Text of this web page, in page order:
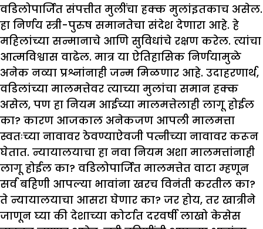
वडिलोपार्जित संपत्तीत मुलींचा हक्क मुलांइतकाच असेल.
हा निर्णय स्त्री-पुरुष समानतेचा संदेश देणारा आहे. हे
महिलांच्या सन्मानाचे आणि सुविधांचे रक्षण करेल. त्यांचा
आत्मविश्वास वाढेल. मात्र या ऐतिहासिक निर्णयामुळे
अनेक नव्या प्रश्नांनाही जन्म मिळणार आहे. उदाहरणार्थ,
वडिलांच्या मालमत्तेवर त्याच्या मुलांचा समान हक्क
असेल, पण हा नियम आईच्या मालमत्तेलाही लागू होईल
का? कारण आजकाल अनेकजण आपली मालमत्ता
स्वतःच्या नावावर ठेवण्याऐवजी पत्नीच्या नावावर करून
घेतात. न्यायालयाचा हा नवा नियम अशा मालमत्तांनाही
लागू होईल का? वडिलोपार्जित मालमत्तेत वाटा म्हणून
सर्व बहिणी आपल्या भावांना खरच विनंती करतील का?
ते न्यायालयाचा आसरा घेणार का? जर होय, तर खात्रीने
जाणून घ्या की देशाच्या कोर्टात दरवर्षी लाखो केसेस